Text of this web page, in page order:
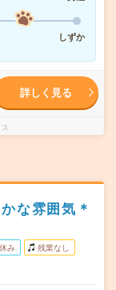
しずか
詳しく見る
な雰囲気＊
み 残業なし